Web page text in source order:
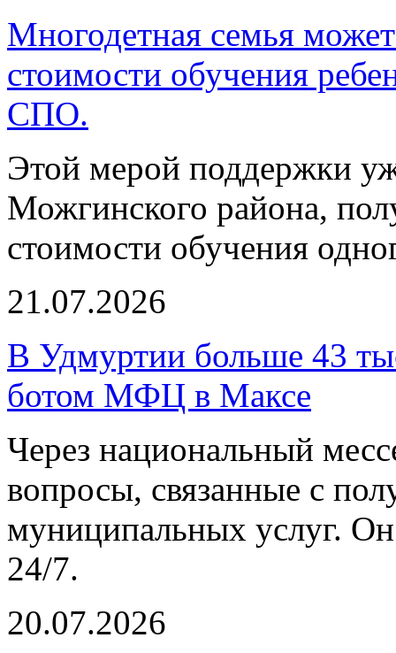
Многодетная семья
стоимости обучения
СПО.
Этой мерой поддержки
Можгинского района,
стоимости обучения
21.07.2026
В Удмуртии больше 43
ботом МФЦ в Максе
Через национальный
вопросы, связанные с
муниципальных услуг.
24/7.
20.07.2026